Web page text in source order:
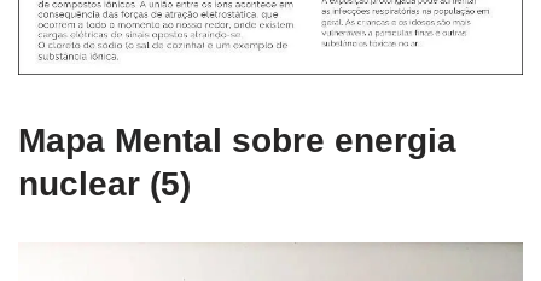
Mapa Mental sobre energia
nuclear (5)